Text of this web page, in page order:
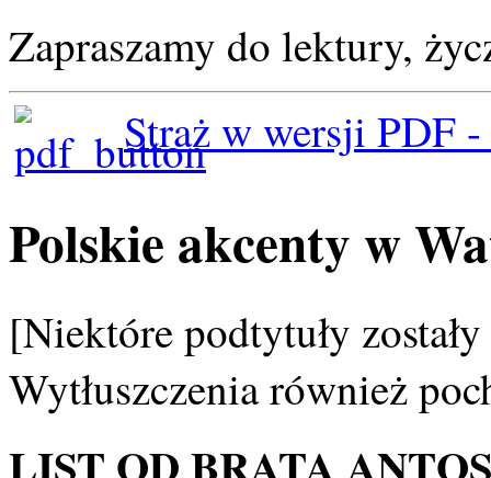
Zapraszamy do lektury,
Straż w wersji PDF
Polskie akcenty w
[Niektóre podtytuły
Wytłuszczenia również
LIST OD BRATA